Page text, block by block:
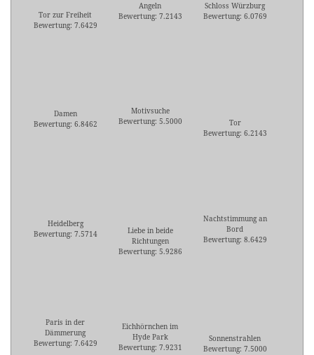
Tor zur Freiheit
Bewertung: 7.6429
Angeln
Bewertung: 7.2143
Schloss Würzburg
Bewertung: 6.0769
Damen
Bewertung: 6.8462
Motivsuche
Bewertung: 5.5000
Tor
Bewertung: 6.2143
Heidelberg
Bewertung: 7.5714
Liebe in beide
Richtungen
Bewertung: 5.9286
Nachtstimmung an
Bord
Bewertung: 8.6429
Paris in der
Dämmerung
Bewertung: 7.6429
Eichhörnchen im
Hyde Park
Bewertung: 7.9231
Sonnenstrahlen
Bewertung: 7.5000